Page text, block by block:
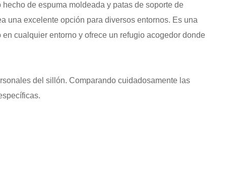
de espuma moldeada y patas de soporte de
una excelente opción para diversos entornos. Es una
cualquier entorno y ofrece un refugio acogedor donde
del sillón. Comparando cuidadosamente las